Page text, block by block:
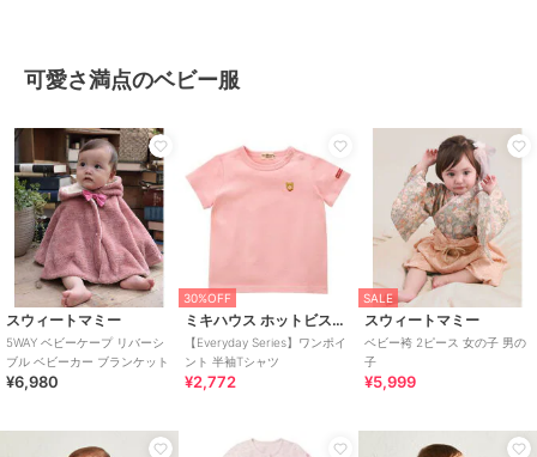
可愛さ満点のベビー服
スウィートマミー
5WAY ベビーケープ リバーシ
ブル ベビーカー ブランケット
¥6,980
30%OFF
ミキハウス ホットビスケッツ
【Everyday Series】ワンポイ
ント 半袖Tシャツ
¥2,772
SALE
スウィートマミー
ベビー袴 2ピース 女の子 男の
子
¥5,999